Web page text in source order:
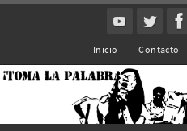
Inicio Contacto